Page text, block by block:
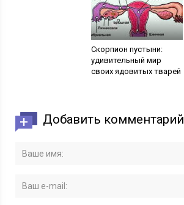
Скорпион пустыни:
удивительный мир
своих ядовитых тварей
Добавить комментарий